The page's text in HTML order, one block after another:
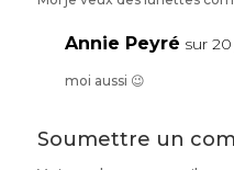
Annie Peyré sur 20
moi aussi 😉
Soumettre un